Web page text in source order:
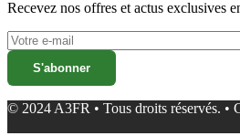
Recevez nos offres et actus exclusives
© 2024 A3FR • Tous droits réservés. •